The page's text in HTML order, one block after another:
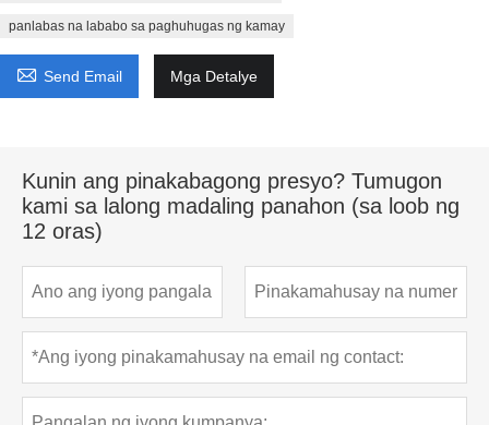
panlabas na lababo sa paghuhugas ng kamay
 Send Email Mga Detalye
Kunin ang pinakabagong presyo? Tumugon
kami sa lalong madaling panahon (sa loob ng
12 oras)